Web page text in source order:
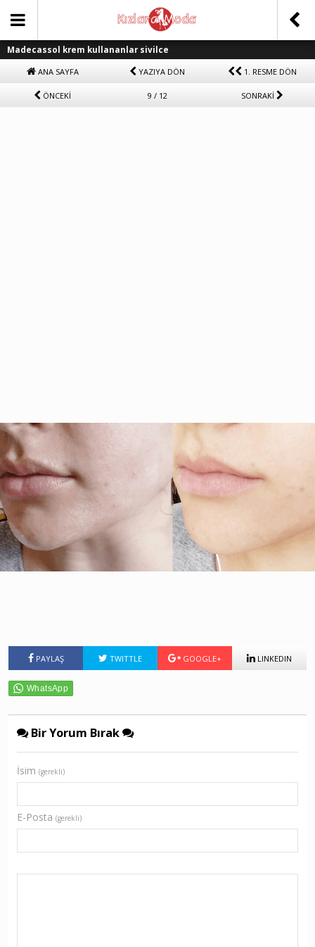
Madecassol krem kullananlar sivilce
ANA SAYFA YAZIYA DÖN 1. RESME DÖN
ÖNCEKİ 9 / 12 SONRAKİ
PAYLAŞ TWITTLE GOOGLE+ LINKEDIN
Bir Yorum Bırak
İsim (gerekli)
E-Posta (gerekli)